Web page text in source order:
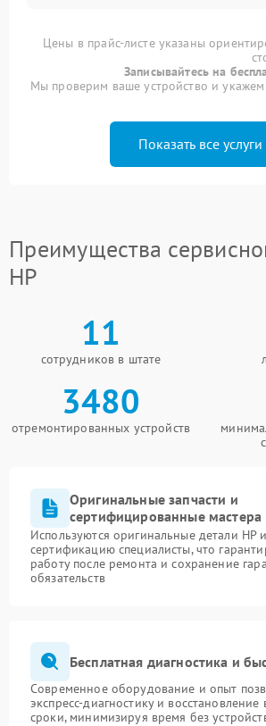
Цены в прайс-листе указаны
Записывайтесь на
Мы проверим ваше устройство и укажем
Показать все услуги
Преимущества
HP
11
сотрудников в штате
3480
отремонтированных устройств
Оригинальные запчасти и
сертифицированные мастера
Используются оригинальные детали
сертификацию специалисты, что
работу после ремонта и сохранение
обязательств
Бесплатная диагностика и
Современное оборудование и опыт
экспресс-диагностику и
сроки, минимизируя время без